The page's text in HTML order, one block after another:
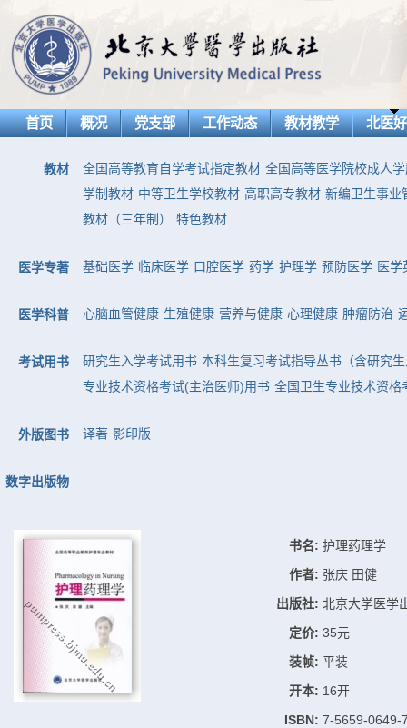
首页 概况 党支部 工作动态 教材教学 北医
教材 全国高等教育自学考试指定教材 全国高等医学院校成人
学制教材 中等卫生学校教材 高职高专教材 新编卫生事业
教材（三年制）
特色教材
医学专著 基础医学 临床医学 口腔医学 药学 护理学 预防医学 医学
医学科普 心脑血管健康 生殖健康 营养与健康 心理健康 肿瘤防治
考试用书 研究生入学考试用书 本科生复习考试指导丛书（含研究
专业技术资格考试(主治医师)用书 全国卫生专业技术资格
外版图书 译著 影印版
数字出版物
书名: 护理药理学
作者: 张庆 田健
出版社: 北京大学医学
定价: 35元
装帧: 平装
开本: 16开
ISBN: 7-5659-0649-